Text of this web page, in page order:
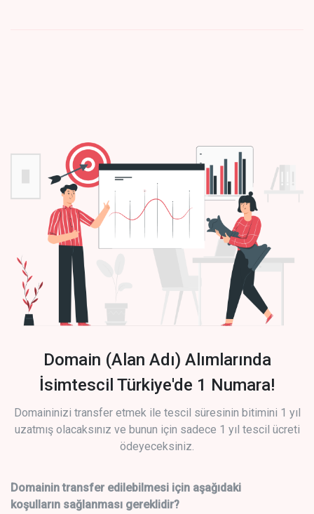
Domain (Alan Adı) Alımlarında
İsimtescil Türkiye'de 1 Numara!
Domaininizi transfer etmek ile tescil süresinin bitimini 1 yıl
uzatmış olacaksınız ve bunun için sadece 1 yıl tescil ücreti
ödeyeceksiniz.
Domainin transfer edilebilmesi için aşağıdaki
koşulların sağlanması gereklidir?